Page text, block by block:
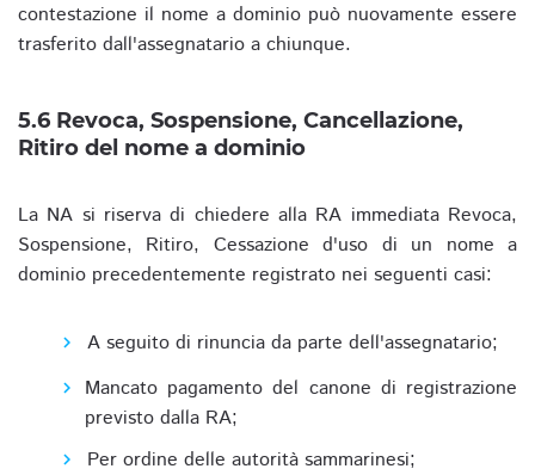
contestazione il nome a dominio può nuovamente essere
trasferito dall'assegnatario a chiunque.
5.6 Revoca, Sospensione, Cancellazione,
Ritiro del nome a dominio
La NA si riserva di chiedere alla RA immediata Revoca,
Sospensione, Ritiro, Cessazione d'uso di un nome a
dominio precedentemente registrato nei seguenti casi:
A seguito di rinuncia da parte dell'assegnatario;
Mancato pagamento del canone di registrazione
previsto dalla RA;
Per ordine delle autorità sammarinesi;